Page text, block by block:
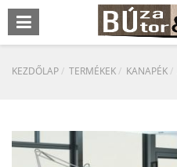
KEZDŐLAP TERMÉKEK KANAPÉK